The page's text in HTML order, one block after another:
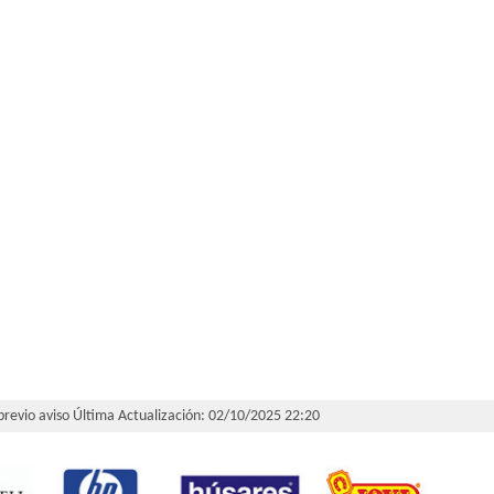
aviso Última Actualización: 02/10/2025 22:20